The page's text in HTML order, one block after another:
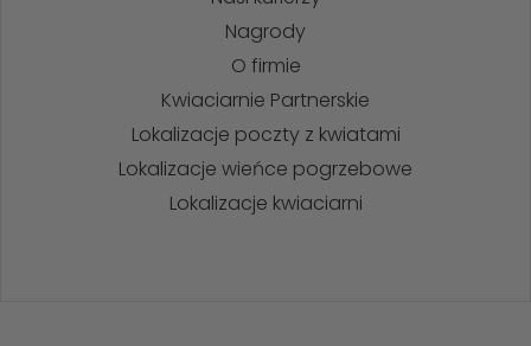
Nagrody
O firmie
Kwiaciarnie Partnerskie
Lokalizacje poczty z kwiatami
Lokalizacje wieńce pogrzebowe
Lokalizacje kwiaciarni